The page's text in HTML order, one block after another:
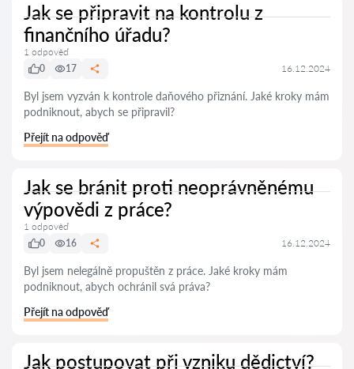
Jak se připravit na kontrolu z
finančního úřadu?
1 odpověď
0
17 16.12.2024
Byl jsem vyzván k kontrole daňového přiznání. Jaké kroky mám
podniknout, abych se připravil?
Přejít na odpověď
Jak se bránit proti neoprávněnému
výpovědi z práce?
1 odpověď
0
16 16.12.2024
Byl jsem nelegálně propuštěn z práce. Jaké kroky mám
podniknout, abych ochránil svá práva?
Přejít na odpověď
Jak postupovat při vzniku dědictví?